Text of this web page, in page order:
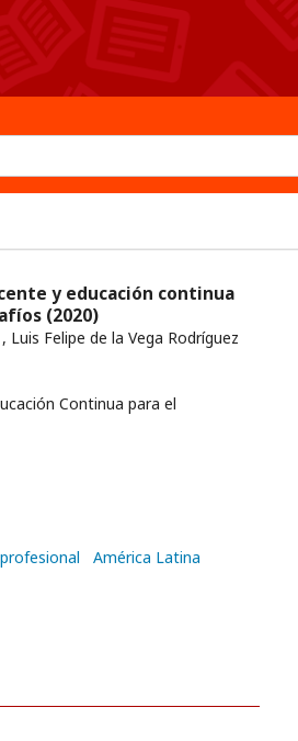
y educación continua
(2020)
Felipe de la Vega Rodríguez
Continua para el
América Latina